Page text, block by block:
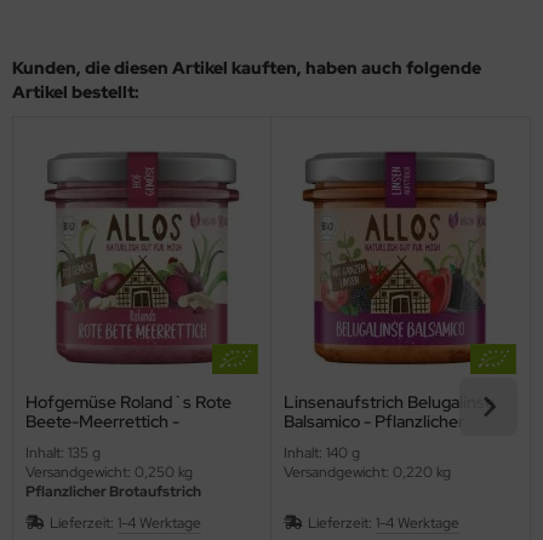
Kunden, die diesen Artikel kauften, haben auch folgende
Artikel bestellt:
Hofgemüse Roland`s Rote
Beete-Meerrettich -
(Allos)
Inhalt: 135 g
Versandgewicht: 0,250 kg
Pflanzlicher Brotaufstrich
Lieferzeit: 1-4 Werktage
Linsenaufstrich Belugalinse
Balsamico - Pflanzlicher
Inhalt: 140 g
Versandgewicht: 0,220 kg
Lieferzeit: 1-4 Werktage